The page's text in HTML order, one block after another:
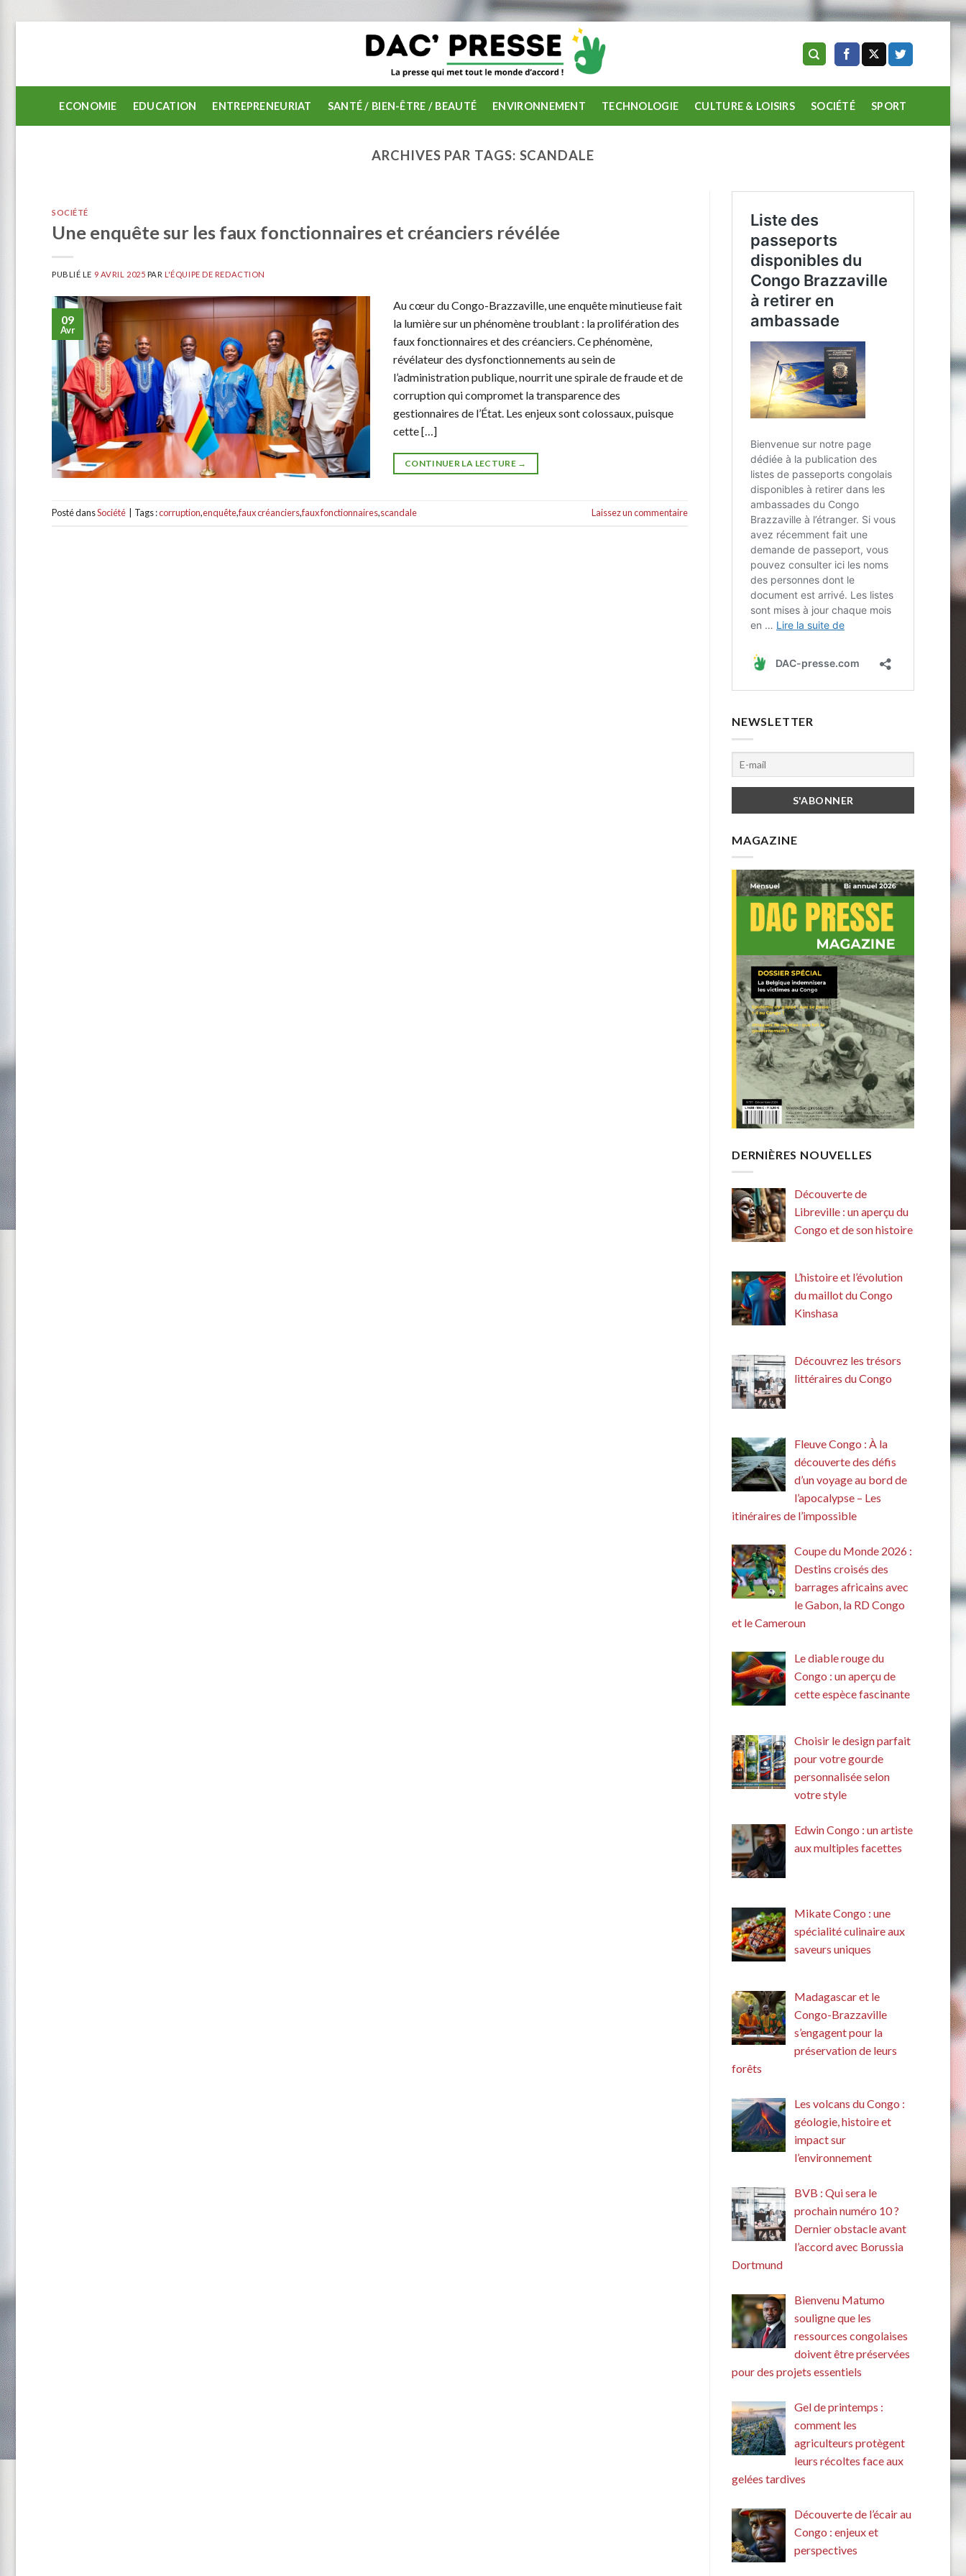
ECONOMIE EDUCATION ENTREPRENEURIAT SANTÉ / BIEN-ÊTRE / BEAUTÉ ENVIRONNEMENT TECHNOLOGIE CULTURE & LOISIRS SOCIÉTÉ SPORT
ARCHIVES PAR TAGS: SCANDALE
SOCIÉTÉ
Une enquête sur les faux fonctionnaires et créanciers révélée
PUBLIÉ LE 9 AVRIL 2025 PARL'ÉQUIPE DE REDACTION
09
Avr
Au cœur du Congo-Brazzaville, une enquête minutieuse fait
la lumière sur un phénomène troublant : la prolifération des
faux fonctionnaires et des créanciers. Ce phénomène,
révélateur des dysfonctionnements au sein de
l’administration publique, nourrit une spirale de fraude et de
corruption qui compromet la transparence des
gestionnaires de l’État. Les enjeux sont colossaux, puisque
cette […]
CONTINUER LA LECTURE →
Posté dansSociété Tags :corruption,enquête,faux créanciers,faux fonctionnaires,scandale Laissez un commentaire
NEWSLETTER
MAGAZINE
DERNIÈRES NOUVELLES
Découverte de
Libreville : un aperçu du
Congo et de son histoire
L’histoire et l’évolution
du maillot du Congo
Kinshasa
Découvrez les trésors
littéraires du Congo
Fleuve Congo : À la
découverte des défis
d’un voyage au bord de
l’apocalypse – Les
itinéraires de l’impossible
Coupe du Monde 2026 :
Destins croisés des
barrages africains avec
le Gabon, la RD Congo
et le Cameroun
Le diable rouge du
Congo : un aperçu de
cette espèce fascinante
Choisir le design parfait
pour votre gourde
personnalisée selon
votre style
Edwin Congo : un artiste
aux multiples facettes
Mikate Congo : une
spécialité culinaire aux
saveurs uniques
Madagascar et le
Congo-Brazzaville
s’engagent pour la
préservation de leurs
forêts
Les volcans du Congo :
géologie, histoire et
impact sur
l’environnement
BVB : Qui sera le
prochain numéro 10 ?
Dernier obstacle avant
l’accord avec Borussia
Dortmund
Bienvenu Matumo
souligne que les
ressources congolaises
doivent être préservées
pour des projets essentiels
Gel de printemps :
comment les
agriculteurs protègent
leurs récoltes face aux
gelées tardives
Découverte de l’écair au
Congo : enjeux et
perspectives